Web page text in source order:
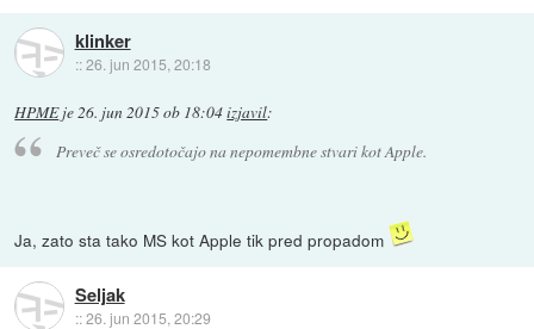
klinker
::26. jun 2015, 20:18
HPMEje26. jun 2015 ob 18:04izjavil:
Preveč se osredotočajo na nepomembne stvari kot Apple.
Ja, zato sta tako MS kot Apple tik pred propadom
Seljak
::26. jun 2015, 20:29